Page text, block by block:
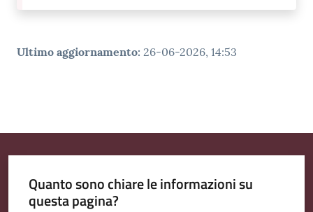
Ultimo aggiornamento: 26-06-2026, 14:53
Quanto sono chiare le informazioni su
questa pagina?